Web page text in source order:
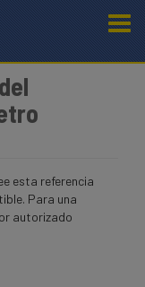
esta referencia
Para una
autorizado